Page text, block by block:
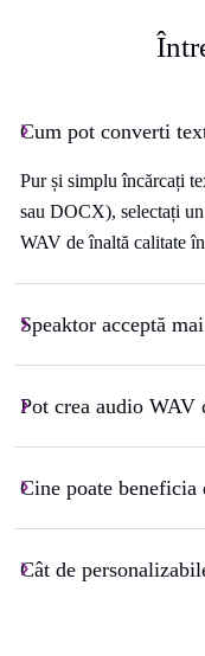
Cum pot converti
Pur și simplu încărcați
sau DOCX), selectați
WAV de înaltă calitate
Speaktor acceptă
Pot crea audio WAV
Cine poate beneficia
Cât de